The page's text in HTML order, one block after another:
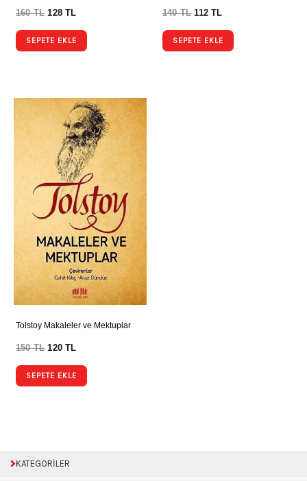
160TL 128TL
SEPETE EKLE
140TL 112TL
SEPETE EKLE
Tolstoy Makaleler ve Mektuplar
150TL 120TL
SEPETE EKLE
KATEGORİLER